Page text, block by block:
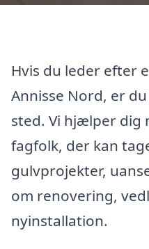
Hvis du leder efter
Annisse Nord, er
sted. Vi hjælper dig
fagfolk, der kan
gulvprojekter,
om renovering,
nyinstallation.